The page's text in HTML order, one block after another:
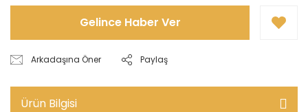
Gelince Haber Ver
Arkadaşına Öner Paylaş
Ürün Bilgisi